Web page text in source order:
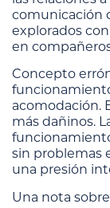
comunicación
explorados
en
Concepto
acomodación.
más dañinos.
sin problemas
una presión
Una nota